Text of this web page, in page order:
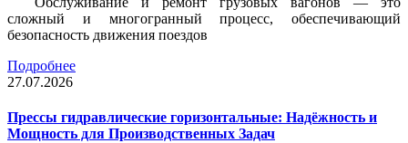
сложный и многогранный процесс, обеспечивающий
безопасность движения поездов
Подробнее
27.07.2026
Прессы гидравлические горизонтальные: Надёжность и
Мощность для Производственных Задач